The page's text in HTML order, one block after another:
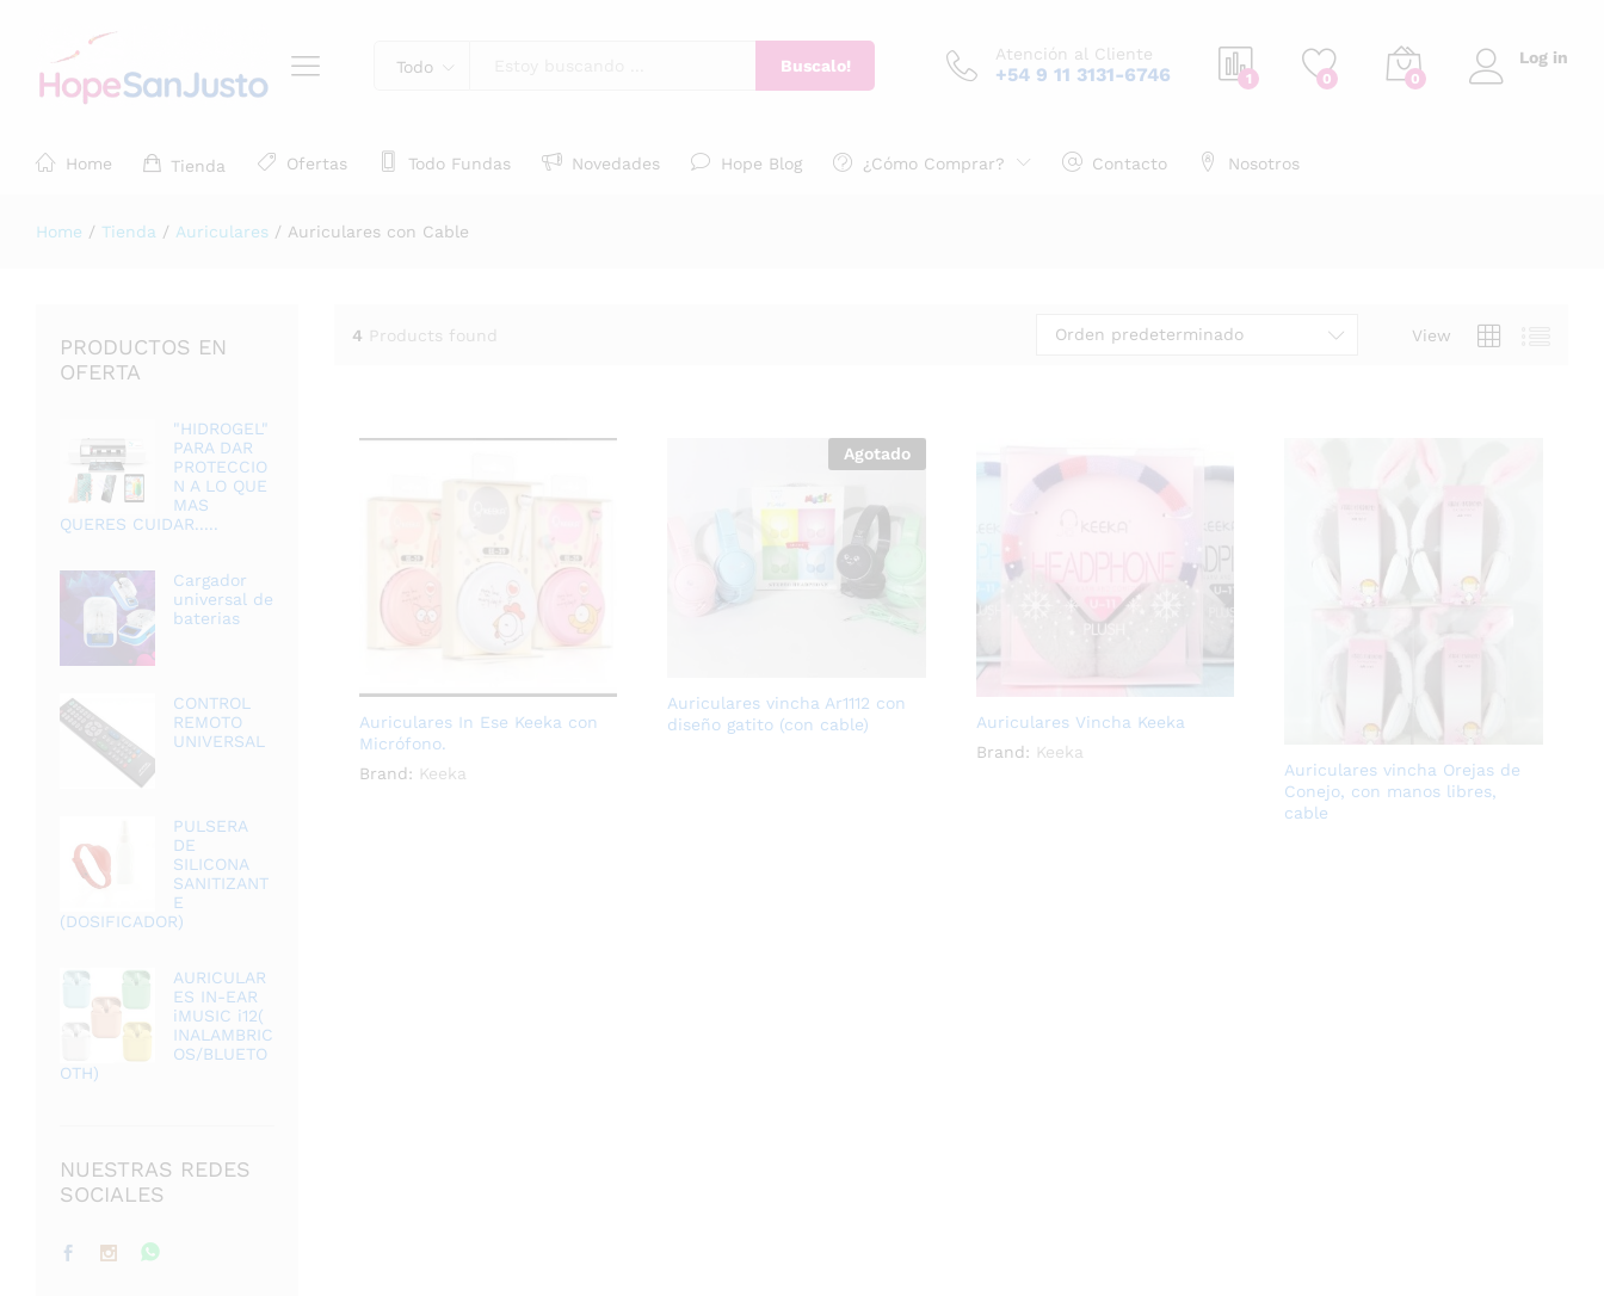
Todo Buscalo!
Atención al Cliente
+54 9 11 3131-6746 1 0 0
Log in
Home Tienda Ofertas Todo Fundas Novedades Hope Blog ¿Cómo Comprar? Contacto Nosotros
Home / Tienda / Auriculares / Auriculares con Cable
4 Products found View
Orden predeterminado
Auriculares In Ese Keeka con
Micrófono.
Brand: Keeka
Agotado
Auriculares vincha Ar1112 con
diseño gatito (con cable)
Auriculares Vincha Keeka
Brand: Keeka
Auriculares vincha Orejas de
Conejo, con manos libres,
cable
PRODUCTOS EN
OFERTA
"HIDROGEL"
PARA DAR
PROTECCIO
N A LO QUE
MAS
QUERES CUIDAR.....
Cargador
universal de
baterias
CONTROL
REMOTO
UNIVERSAL
PULSERA
DE
SILICONA
SANITIZANT
E
(DOSIFICADOR)
AURICULAR
ES IN-EAR
iMUSIC i12(
INALAMBRIC
OS/BLUETO
OTH)
NUESTRAS REDES
SOCIALES